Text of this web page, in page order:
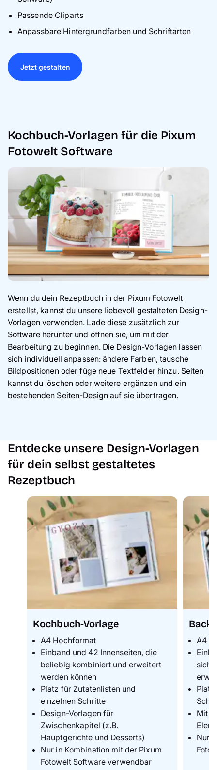
Passende Cliparts
Anpassbare Hintergrundfarben und Schriftarten
Jetzt gestalten
Kochbuch-Vorlagen für die Pixum
Fotowelt Software
Wenn du dein Rezeptbuch in der Pixum Fotowelt
erstellst, kannst du unsere liebevoll gestalteten Design-
Vorlagen verwenden. Lade diese zusätzlich zur
Software herunter und öffnen sie, um mit der
Bearbeitung zu beginnen. Die Design-Vorlagen lassen
sich individuell anpassen: ändere Farben, tausche
Bildpositionen oder füge neue Textfelder hinzu. Seiten
kannst du löschen oder weitere ergänzen und ein
bestehenden Seiten-Design auf sie übertragen.
Entdecke unsere Design-Vorlagen
für dein selbst gestaltetes
Rezeptbuch
Kochbuch-Vorlage
A4 Hochformat
Einband und 42 Innenseiten, die
beliebig kombiniert und erweitert
werden können
Platz für Zutatenlisten und
einzelnen Schritte
Design-Vorlagen für
Zwischenkapitel (z.B.
Hauptgerichte und Desserts)
Nur in Kombination mit der Pixum
Fotowelt Software verwendbar
A4
sich
Mit
Nur